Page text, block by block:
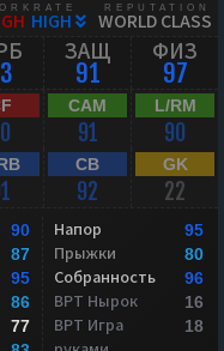
HIGH
REPUTATION
WORLD CLASS
ЗАЩ
91
ФИЗ
97
CAM
91
L/RM
90
CB
92
GK
22
90
87
95
86
77
Напор 95
Прыжки 80
Собранность 96
ВРТ Нырок 16
ВРТ Игра
18